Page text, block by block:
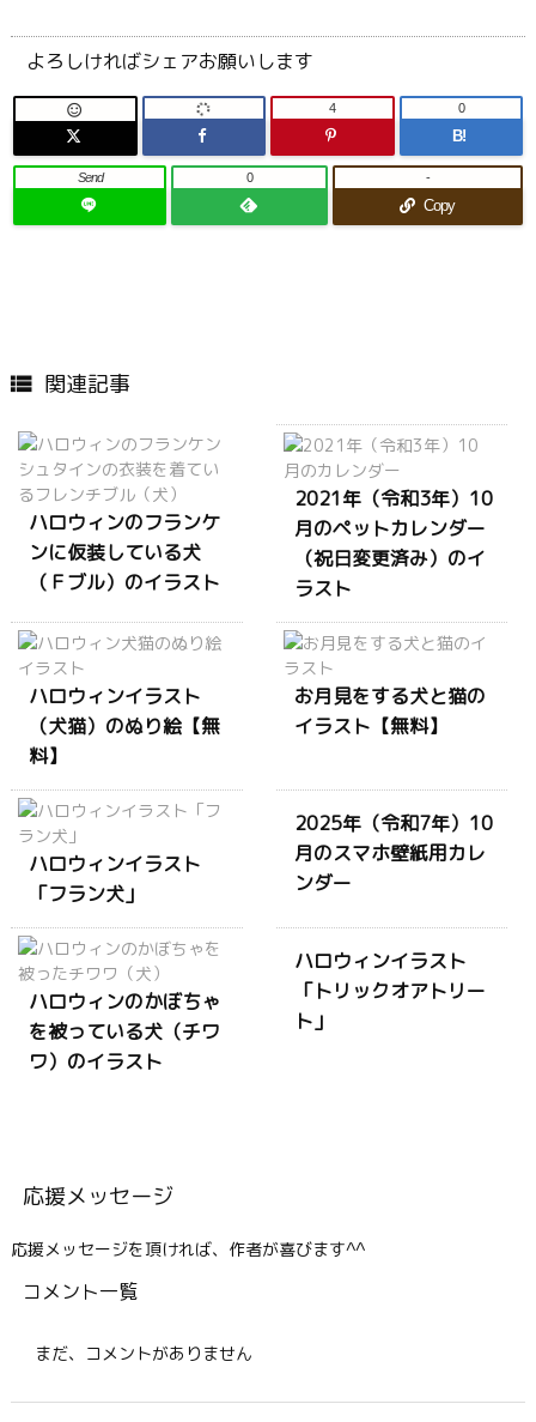
よろしければシェアお願いします
 4
B!
0
Send 0
Copy
-
 関連記事
ハロウィンのフランケ
ンに仮装している犬
（Ｆブル）のイラスト
2021年（令和3年）10
月のペットカレンダー
（祝日変更済み）のイ
ラスト
ハロウィンイラスト
（犬猫）のぬり絵【無
料】
お月見をする犬と猫の
イラスト【無料】
ハロウィンイラスト
「フラン犬」
2025年（令和7年）10
月のスマホ壁紙用カレ
ンダー
ハロウィンのかぼちゃ
を被っている犬（チワ
ワ）のイラスト
ハロウィンイラスト
「トリックオアトリー
ト」
応援メッセージ
応援メッセージを頂ければ、作者が喜びます^^
コメント一覧
まだ、コメントがありません